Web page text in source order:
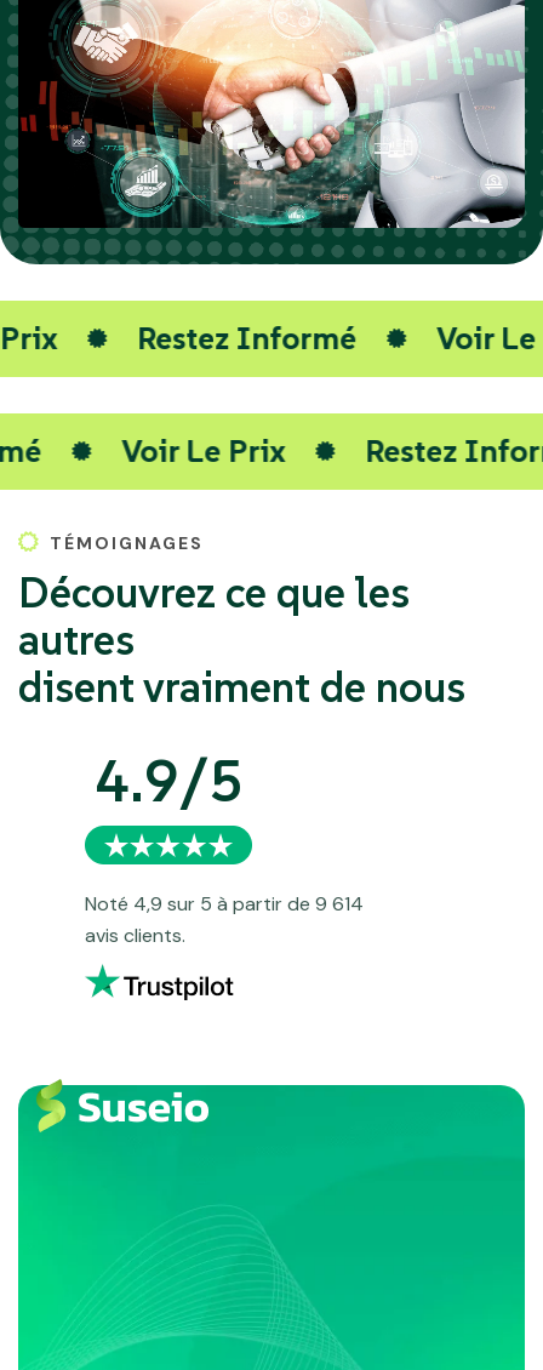
Quidi Ball est un jeu simple et amusant qui stimule la mémoire,
l'équilibre et la coordination grâce à des ballons porteurs de messages.
Prix Restez Informé Voir
Voir Le Prix Restez
TÉMOIGNAGES
Découvrez ce que les
autres
disent vraiment de nous
4.9/5
Noté 4,9 sur 5 à partir de 9 614
avis clients.